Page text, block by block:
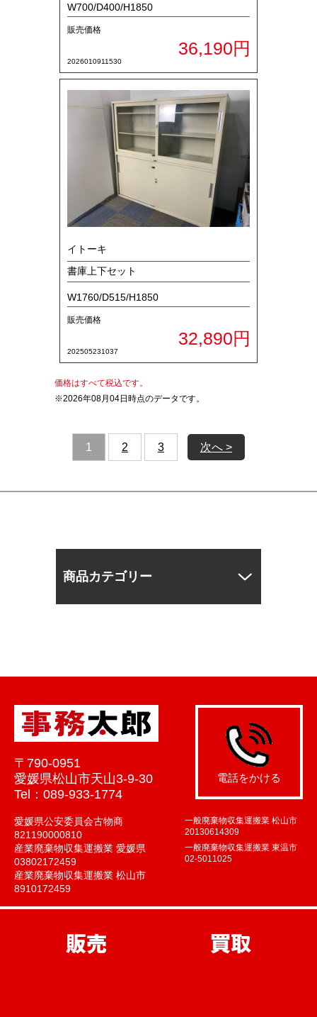
36,190円
W700/D400/H1850
販売価格
2026010911530
32,890円
イトーキ
書庫上下セット
W1760/D515/H1850
販売価格
202505231037
価格はすべて税込です。
※2026年08月04日時点のデータです。
1 2 3 次へ >
商品カテゴリー
〒790-0951
愛媛県松山市天山3-9-30
Tel：089-933-1774
電話をかける
愛媛県公安委員会古物商
821190000810
一般廃棄物収集運搬業 松山市
20130614309
産業廃棄物収集運搬業 愛媛県
03802172459
一般廃棄物収集運搬業 東温市
02-5011025
産業廃棄物収集運搬業 松山市
8910172459
販売 買取